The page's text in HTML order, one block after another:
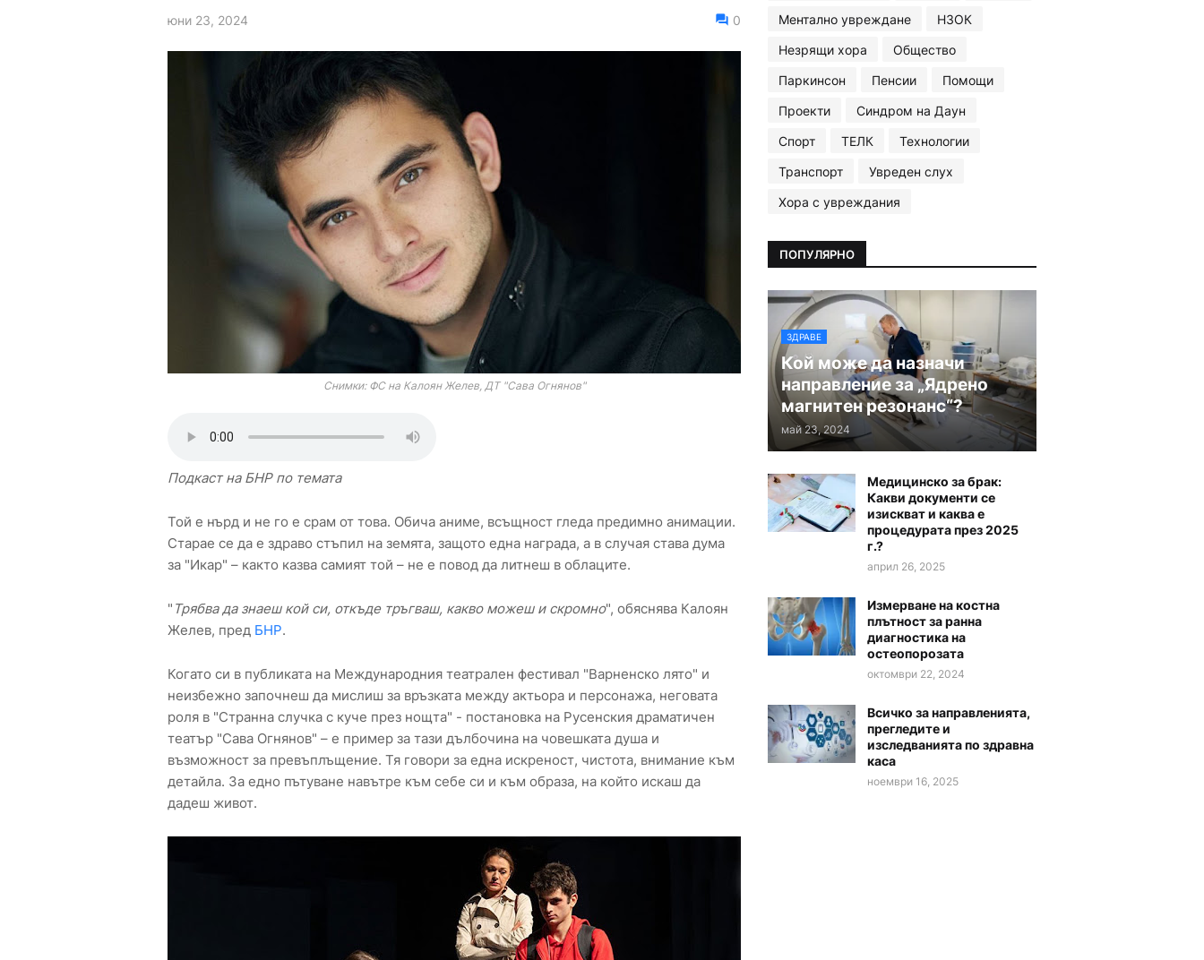
юни 23, 2024 0
Снимки: ФС на Калоян Желев, ДТ "Сава Огнянов"
Подкаст на БНР по темата
Той е нърд и не го е срам от това. Обича аниме, всъщност гледа предимно анимации.
Старае се да е здраво стъпил на земята, защото една награда, а в случая става дума
за "Икар" – както казва самият той – не е повод да литнеш в облаците.
" Трябва да знаеш кой си, откъде тръгваш, какво можеш и скромно", обяснява Калоян
Желев, пред БНР.
Когато си в публиката на Международния театрален фестивал "Варненско лято" и
неизбежно започнеш да мислиш за връзката между актьора и персонажа, неговата
роля в "Странна случка с куче през нощта" - постановка на Русенския драматичен
театър "Сава Огнянов" – е пример за тази дълбочина на човешката душа и
възможност за превъплъщение. Тя говори за една искреност, чистота, внимание към
детайла. За едно пътуване навътре към себе си и към образа, на който искаш да
дадеш живот.
Ментално увреждане
НЗОК
Незрящи хора
Общество
Паркинсон
Пенсии
Помощи
Проекти
Синдром на Даун
Спорт
ТЕЛК
Технологии
Транспорт
Увреден слух
Хора с увреждания
ПОПУЛЯРНО
ЗДРАВЕ
Кой може да назначи
направление за „Ядрено
магнитен резонанс“?
май 23, 2024
Медицинско за брак:
Какви документи се
изискват и каква е
процедурата през 2025
г.?
април 26, 2025
Измерване на костна
плътност за ранна
диагностика на
остеопорозата
октомври 22, 2024
Всичко за направленията,
прегледите и
изследванията по здравна
каса
ноември 16, 2025